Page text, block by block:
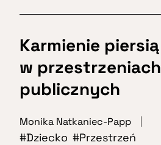
Karmienie piersią
w przestrzeniach
publicznych
Monika Natkaniec-Papp
Dziecko Przestrzeń